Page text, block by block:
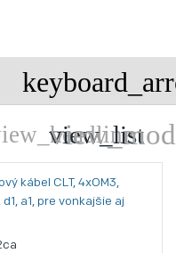
kábel CLT, 4xOM3,
a1, pre vonkajšie aj